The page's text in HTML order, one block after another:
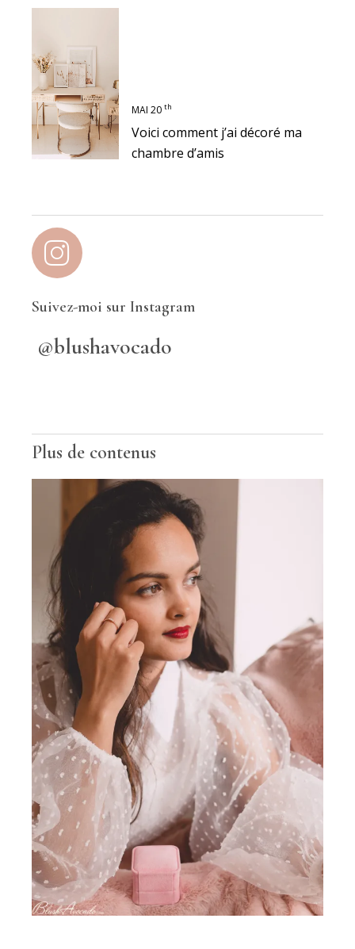
MAI 20 th
Voici comment j’ai décoré ma
chambre d’amis
Suivez-moi sur Instagram
@blushavocado
Plus de contenus